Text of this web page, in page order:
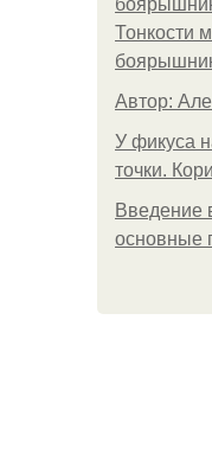
Тонкости
Автор:
У фикуса
точки.
Введение
основные